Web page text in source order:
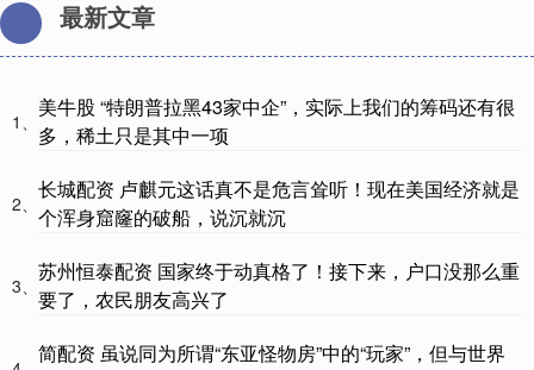
最新文章
1、
美牛股 “特朗普拉黑43家中企”，实际上我们的筹码还有很
多，稀土只是其中一项
2、
长城配资 卢麒元这话真不是危言耸听！现在美国经济就是
个浑身窟窿的破船，说沉就沉
3、
苏州恒泰配资 国家终于动真格了！接下来，户口没那么重
要了，农民朋友高兴了
简配资 虽说同为所谓“东亚怪物房”中的“玩家”，但与世界